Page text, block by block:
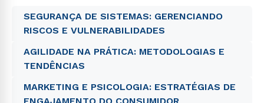
analista de segurança cibernética, engenheiro de
redes, entre outros.
SEGURANÇA DE SISTEMAS: GERENCIANDO
RISCOS E VULNERABILIDADES
AGILIDADE NA PRÁTICA: METODOLOGIAS E
TENDÊNCIAS
MARKETING E PSICOLOGIA: ESTRATÉGIAS DE
Rápido e fácil